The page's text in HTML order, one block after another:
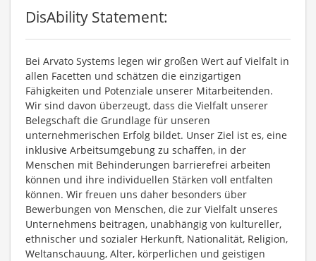
DisAbility Statement:
Bei Arvato Systems legen wir großen Wert auf Vielfalt in
allen Facetten und schätzen die einzigartigen
Fähigkeiten und Potenziale unserer Mitarbeitenden.
Wir sind davon überzeugt, dass die Vielfalt unserer
Belegschaft die Grundlage für unseren
unternehmerischen Erfolg bildet. Unser Ziel ist es, eine
inklusive Arbeitsumgebung zu schaffen, in der
Menschen mit Behinderungen barrierefrei arbeiten
können und ihre individuellen Stärken voll entfalten
können. Wir freuen uns daher besonders über
Bewerbungen von Menschen, die zur Vielfalt unseres
Unternehmens beitragen, unabhängig von kultureller,
ethnischer und sozialer Herkunft, Nationalität, Religion,
Weltanschauung, Alter, körperlichen und geistigen